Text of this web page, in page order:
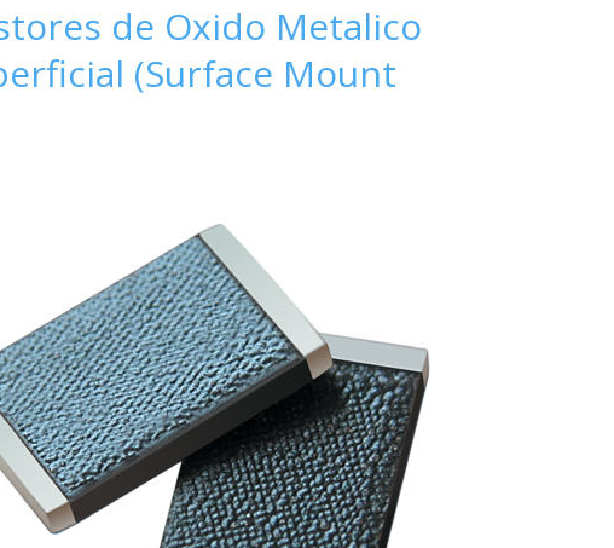
de Oxido Metalico
(Surface Mount